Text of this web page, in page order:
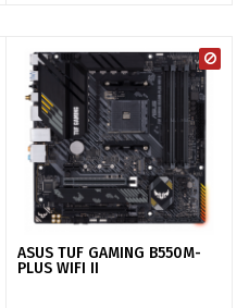
ASUS TUF GAMING B550M-
PLUS WIFI II